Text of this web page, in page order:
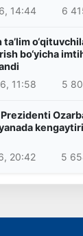
14:44
6
ta’lim
bo‘yicha
11:58
5
20:42
5